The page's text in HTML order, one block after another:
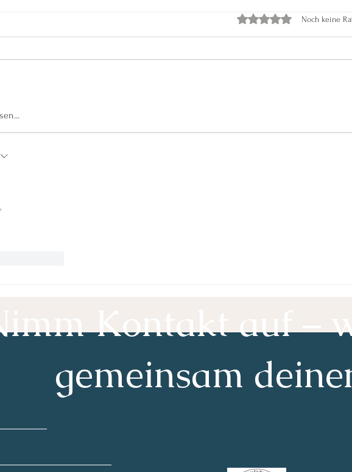
Adoption:
für das
Mit 0 von 5 Sternen
Noch keine
bewertet.
Kontakt auf –
gemeinsam